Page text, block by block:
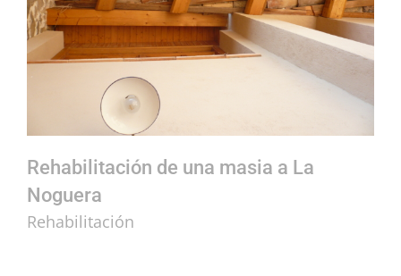
Rehabilitación de una masia a La
Noguera
Rehabilitación